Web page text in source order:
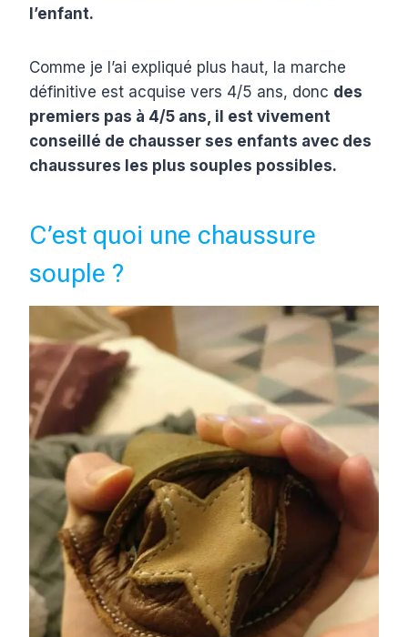
l’enfant.
Comme je l’ai expliqué plus haut, la marche
définitive est acquise vers 4/5 ans, donc des
premiers pas à 4/5 ans, il est vivement
conseillé de chausser ses enfants avec des
chaussures les plus souples possibles.
C’est quoi une chaussure
souple ?